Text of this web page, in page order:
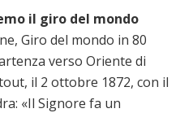
il giro del mondo
Giro del mondo in 80
verso Oriente di
il 2 ottobre 1872, con il
«Il Signore fa un